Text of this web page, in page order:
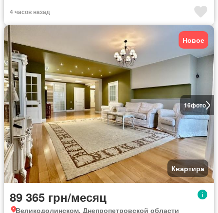
4 часов назад
16фото
Новое
Квартира
89 365 грн/месяц
Великодолинском, Днепропетровской области